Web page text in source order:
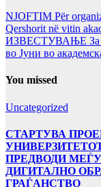
NJOFTIM Për
Qershorit në vitin
ИЗВЕСТУВАЊЕ За
во Јуни во
You missed
Uncategorized
СТАРТУВА
ПРЕДВОДИ
ДИГИТАЛНО
ГРАЃАНСТВО